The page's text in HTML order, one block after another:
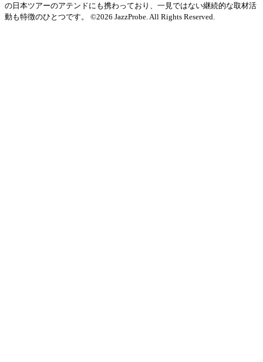
の日本ツアーのアテンドにも携わっており、一見ではない継続的な取材活
動も特徴のひとつです。 ©2026 JazzProbe. All Rights Reserved.